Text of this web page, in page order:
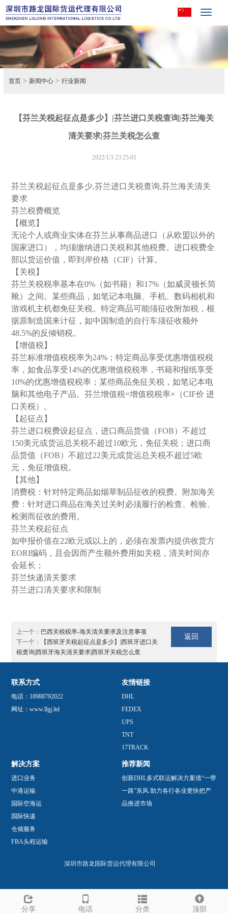
Toggle
首页 > 新闻中心 >行业新闻
【芬兰关税起征点是多少】|芬兰进口关税查询|芬兰海关
清关要求|芬兰关税怎么查
2022/1/3 23:25:01
芬兰关税起征点是多少,芬兰进口关税查询,芬兰海关清关
要求
芬兰税费概览
【概览】
无论个人或商业实体在芬兰从事商品进口（从欧盟以外的
国家进口），均须缴纳进口关税和其他税费。进口税费全
部以货运价值，即到岸价格（CIF）计算。
【关税】
芬兰关税税率基本在0%（如书籍）和17%（如威灵顿长筒
靴）之间。某些商品，如笔记本电脑、手机、数码相机和
游戏机主机都免征关税。特定商品可能须征收附加税，根
据原制造国来计征，如中国制造的自行车须征收额外
48.5%的反倾销税。
【增值税】
芬兰标准增值税税率为24%；特定商品享受优惠增值税税
率，如食品享受14%的优惠增值税税率，书籍和报纸享受
10%的优惠增值税税率；某些商品免征关税，如笔记本电
脑和其他电子产品。芬兰增值税=增值税税率×（CIF价 进
口关税）。
【起征点】
芬兰进口税费设起征点，进口商品货值（FOB）不超过
150美元或货运总关税不超过10欧元，免征关税；进口商
品货值（FOB）不超过22美元或货运总关税不超过5欧
元，免征增值税。
【其他】
消费税：针对特定商品如烟草制品征收的税费。附加海关
费：针对进口商品在海关过关时必须履行的检查、检验、
检测而征收的费用。
芬兰关税起征点
如申报价值在22欧元或以上的，必须在发票内提供收货方
EORI编码，且会因而产生额外费用如关税，清关时间亦
会延长；
芬兰快递清关要求
芬兰进口清关要求和限制
上一个： 巴西关税税率-海关清关要求及注意事项
下一个：
【西班牙关税起征点是多少】|西班牙进口关
税查询|西班牙海关清关要求|西班牙关税怎么查
返回
分享 电话 分类 顶部
联系方式
电话：18988792022
网址：www.llgj.ltd
友情链接
DHL
FEDEX
UPS
TNT
17TRACK
解决方案
进口业务
中港运输
国际空海运
国际快递
仓储服务
FBA头程运输
推荐新闻
创新DHL多式联运解决方案借“一带
一路”东风 助力各行各业更快把产
品推进市场
深圳市路龙国际货运代理有限公司